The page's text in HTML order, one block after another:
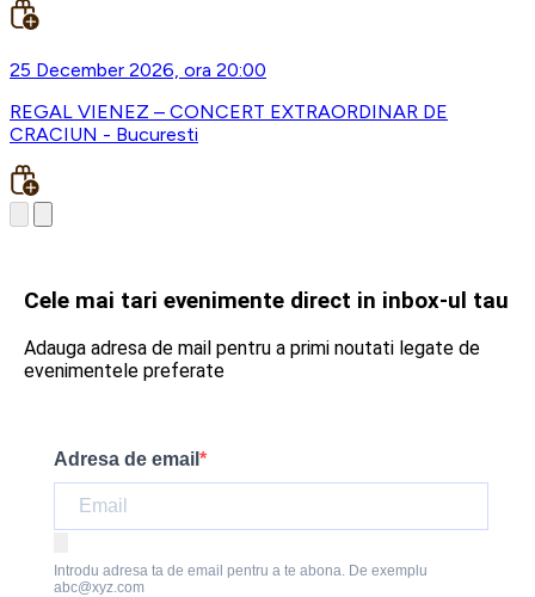
25 December 2026, ora 20:00
REGAL VIENEZ – CONCERT EXTRAORDINAR DE
CRACIUN - Bucuresti
Cele mai tari evenimente direct in inbox-ul tau
Adauga adresa de mail pentru a primi noutati legate de
evenimentele preferate
Adresa de email
Introdu adresa ta de email pentru a te abona. De exemplu
abc@xyz.com